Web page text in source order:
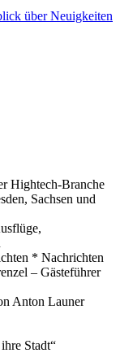
über Neuigkeiten
Hightech-Branche
Sachsen und
* Nachrichten
– Gästeführer
Anton Launer
Stadt“